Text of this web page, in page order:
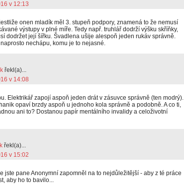
v 12:13
onen mladík měl 3. stupeň podpory, znamená to že nemusí
výstupy v plné míře. Tedy např. truhlář dodrží výšku skříňky,
dodržet její šířku. Švadlena ušije alespoň jeden rukáv správně.
nechápu, komu je to nejasné.
řekl(a)...
v 14:08
Elektrikář zapojí aspoň jeden drát v zásuvce správně (ten modrý).
opaví brzdy aspoň u jednoho kola správně a podobně. A co ti,
ani to? Dostanou papír mentálního invalidy a celoživotní
řekl(a)...
v 15:02
jste pane Anonymní zapomněl na to nejdůležitější - aby z té práce
aby ho to bavilo...